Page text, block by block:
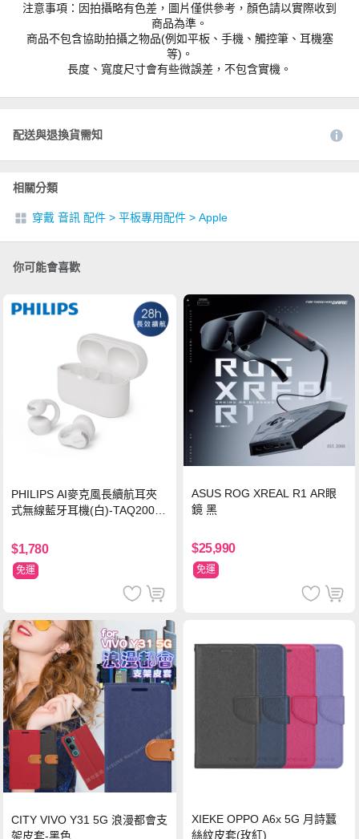
注意事項：因拍攝略有色差，圖片僅供參考，顏色請以實際收到
商品為準。
商品不包含協助拍攝之物品(例如平板、手機、觸控筆、耳機塞
等)。
長度、寬度尺寸會有些微誤差，不包含實機。
配送與退換貨需知
相關分類
穿戴 音訊 配件 > 平板專用配件 > Apple
你可能會喜歡
PHILIPS AI麥克風長續航耳夾
式無線藍牙耳機(白)-TAQ2000
$1,780
免運
ASUS ROG XREAL R1 AR眼
鏡 黑
$25,990
免運
CITY VIVO Y31 5G 浪漫都會支
架皮套-黑色
XIEKE OPPO A6x 5G 月詩蠶
絲紋皮套(玫紅)